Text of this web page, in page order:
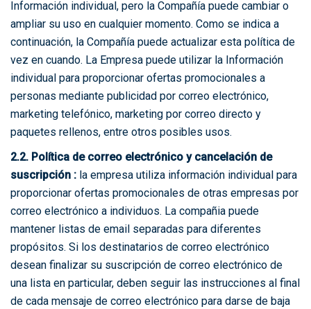
Información individual, pero la Compañía puede cambiar o
ampliar su uso en cualquier momento. Como se indica a
continuación, la Compañía puede actualizar esta política de
vez en cuando. La Empresa puede utilizar la Información
individual para proporcionar ofertas promocionales a
personas mediante publicidad por correo electrónico,
marketing telefónico, marketing por correo directo y
paquetes rellenos, entre otros posibles usos.
2.2. Política de correo electrónico y cancelación de
suscripción : la empresa utiliza información individual para
proporcionar ofertas promocionales de otras empresas por
correo electrónico a individuos. La compañia puede
mantener listas de email separadas para diferentes
propósitos. Si los destinatarios de correo electrónico
desean finalizar su suscripción de correo electrónico de
una lista en particular, deben seguir las instrucciones al final
de cada mensaje de correo electrónico para darse de baja